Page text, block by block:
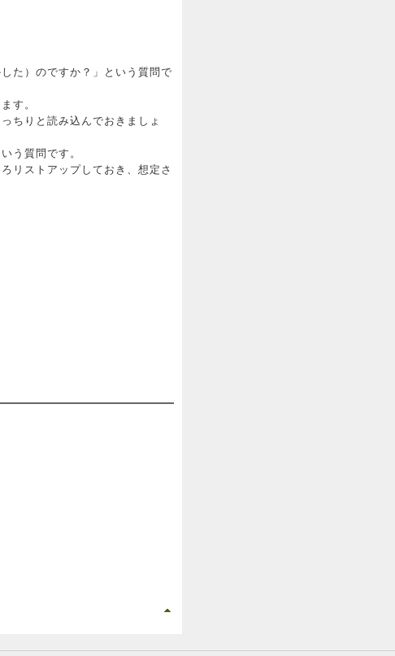
た）のですか？」という質問で
す。
ちりと読み込んでおきましょ
う質問です。
リストアップしておき、想定さ